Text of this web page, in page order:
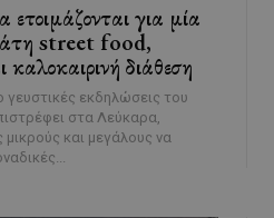
για μία
street food,
καλοκαιρινή διάθεση
γευστικές εκδηλώσεις του
στα Λεύκαρα,
και μεγάλους να